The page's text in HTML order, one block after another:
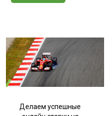
Делаем успешные